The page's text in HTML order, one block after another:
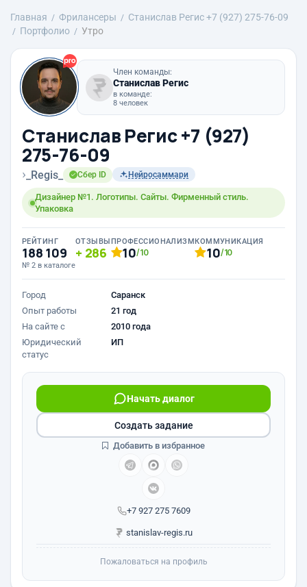
Главная Фрилансеры
Станислав Регис +7 (927) 275-76-09
Портфолио
Утро
Член команды:
Станислав Регис
в команде:
8 человек
Станислав Регис +7 (927)
275-76-09
› _Regis_ Сбер ID Нейросаммари
Дизайнер №1. Логотипы. Сайты. Фирменный стиль.
Упаковка
РЕЙТИНГ
188 109
№ 2 в каталоге
ОТЗЫВЫ
286
ПРОФЕССИОНАЛИЗМ
10/10
КОММУНИКАЦИЯ
10/10
Город
Саранск
Опыт работы
21 год
На сайте с
2010 года
Юридический
статус
ИП
+7 927 275 7609
Начать диалог
stanislav-regis.ru
Создать задание
Добавить в избранное
Пожаловаться на профиль